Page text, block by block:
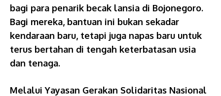
bagi para penarik becak lansia di Bojonegoro.
Bagi mereka, bantuan ini bukan sekadar
kendaraan baru, tetapi juga napas baru untuk
terus bertahan di tengah keterbatasan usia
dan tenaga.
Melalui Yayasan Gerakan Solidaritas Nasional